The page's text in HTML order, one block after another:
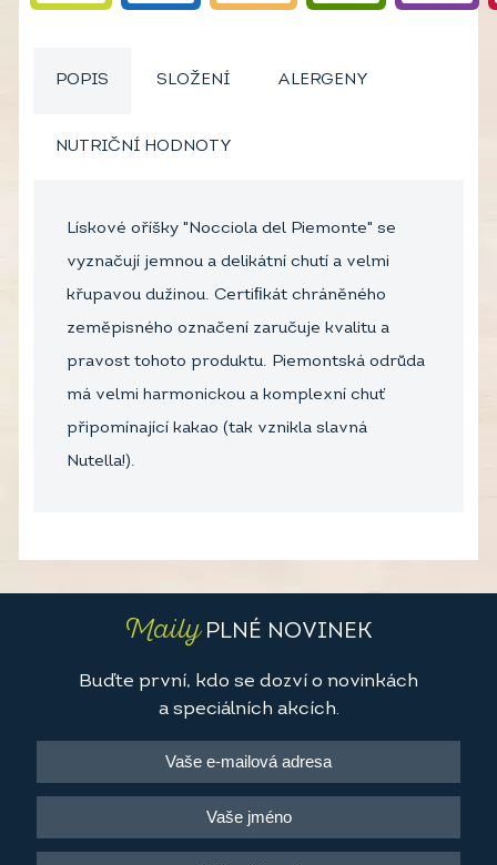
POPIS SLOŽENÍ ALERGENY
NUTRIČNÍ HODNOTY
Lískové oříšky "Nocciola del Piemonte" se
vyznačují jemnou a delikátní chutí a velmi
křupavou dužinou. Certiﬁkát chráněného
zeměpisného označení zaručuje kvalitu a
pravost tohoto produktu. Piemontská odrůda
má velmi harmonickou a komplexní chuť
připomínající kakao (tak vznikla slavná
Nutella!).
MailyPLNÉ NOVINEK
Buďte první, kdo se dozví o novinkách
a speciálních akcích.